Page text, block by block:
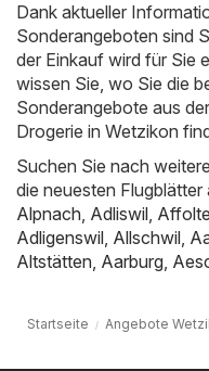
Dank aktueller
Sonderangeboten sind
der Einkauf wird für Sie
wissen Sie, wo Sie die
Sonderangebote aus
Drogerie in Wetzikon
Suchen Sie nach
die neuesten
Alpnach, Adliswil,
Adligenswil, Allschwil,
Altstätten, Aarburg,
Startseite Angebote